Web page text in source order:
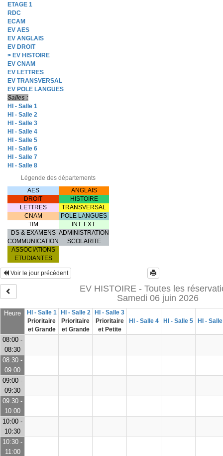
ETAGE 1
RDC
ECAM
EV AES
EV ANGLAIS
EV DROIT
> EV HISTOIRE
EV CNAM
EV LETTRES
EV TRANSVERSAL
EV POLE LANGUES
Salles :
HI - Salle 1
HI - Salle 2
HI - Salle 3
HI - Salle 4
HI - Salle 5
HI - Salle 6
HI - Salle 7
HI - Salle 8
Légende des départements
AES
ANGLAIS
DROIT
HISTOIRE
LETTRES
TRANSVERSAL
CNAM
POLE LANGUES
TIM
INT. EXT.
DS & EXAMENS ADMINISTRATION
COMMUNICATION
SCOLARITE
ASSOCIATIONS
ETUDIANTES
Heure
HI - Salle 1
Prioritaire
et Grande
HI - Salle 2
Prioritaire
et Grande
HI - Salle 3
Prioritaire
et Petite
HI - Salle 4 HI - Salle 5 HI -
Voir le jour précédent
EV HISTOIRE - Toutes les
Samedi 06 juin 2026
08:00 -
08:30
08:30 -
09:00
09:00 -
09:30
09:30 -
10:00
10:00 -
10:30
10:30 -
11:00